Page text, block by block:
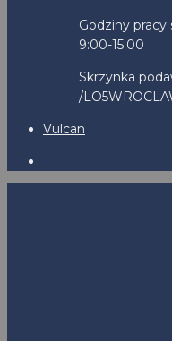
Godziny pracy
9:00-15:00
Skrzynka
/
Vulcan